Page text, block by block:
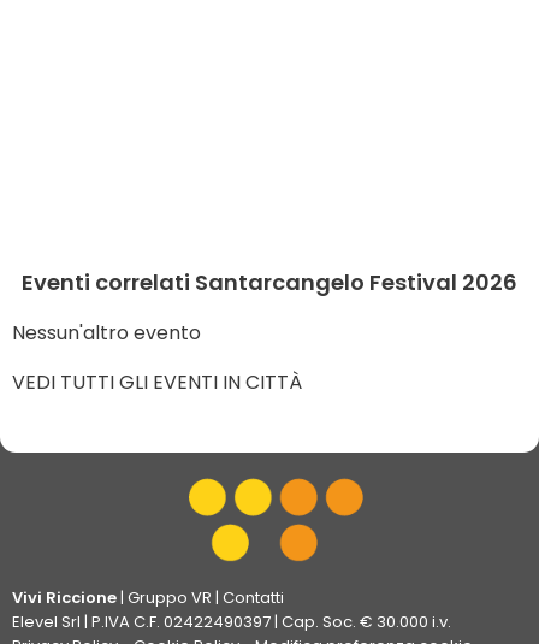
Eventi correlati Santarcangelo Festival 2026
Nessun'altro evento
VEDI TUTTI GLI EVENTI IN CITTÀ
Vivi Riccione| Gruppo VR | Contatti
Elevel Srl | P.IVA C.F. 02422490397 | Cap. Soc. € 30.000 i.v.